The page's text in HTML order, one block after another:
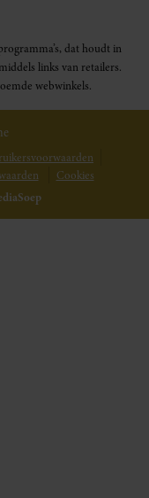
dat houdt in
links van retailers.
webwinkels.
Cookies